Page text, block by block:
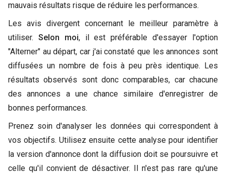
mauvais résultats risque de réduire les performances.
Les avis divergent concernant le meilleur paramètre à
utiliser. Selon moi, il est préférable d'essayer l'option
"Alterner" au départ, car j'ai constaté que les annonces sont
diffusées un nombre de fois à peu près identique. Les
résultats observés sont donc comparables, car chacune
des annonces a une chance similaire d'enregistrer de
bonnes performances.
Prenez soin d'analyser les données qui correspondent à
vos objectifs. Utilisez ensuite cette analyse pour identifier
la version d'annonce dont la diffusion doit se poursuivre et
celle qu'il convient de désactiver. Il n'est pas rare qu'une